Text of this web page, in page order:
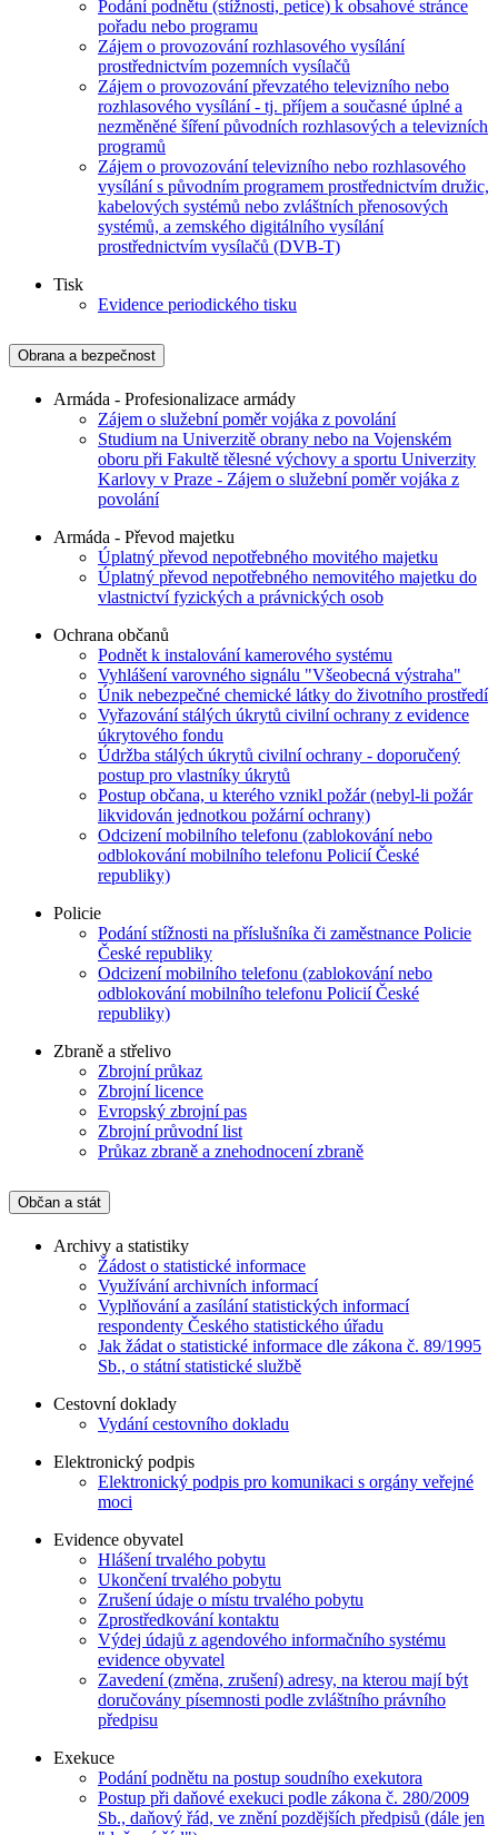
Podání podnětu (stížnosti, petice) k obsahové stránce
pořadu nebo programu
Zájem o provozování rozhlasového vysílání
prostřednictvím pozemních vysílačů
Zájem o provozování převzatého televizního nebo
rozhlasového vysílání - tj. příjem a současné úplné a
nezměněné šíření původních rozhlasových a televizních
programů
Zájem o provozování televizního nebo rozhlasového
vysílání s původním programem prostřednictvím družic,
kabelových systémů nebo zvláštních přenosových
systémů, a zemského digitálního vysílání
prostřednictvím vysílačů (DVB-T)
Tisk
Evidence periodického tisku
Obrana a bezpečnost
Armáda - Profesionalizace armády
Zájem o služební poměr vojáka z povolání
Studium na Univerzitě obrany nebo na Vojenském
oboru při Fakultě tělesné výchovy a sportu Univerzity
Karlovy v Praze - Zájem o služební poměr vojáka z
povolání
Armáda - Převod majetku
Úplatný převod nepotřebného movitého majetku
Úplatný převod nepotřebného nemovitého majetku do
vlastnictví fyzických a právnických osob
Ochrana občanů
Podnět k instalování kamerového systému
Vyhlášení varovného signálu "Všeobecná výstraha"
Únik nebezpečné chemické látky do životního prostředí
Vyřazování stálých úkrytů civilní ochrany z evidence
úkrytového fondu
Údržba stálých úkrytů civilní ochrany - doporučený
postup pro vlastníky úkrytů
Postup občana, u kterého vznikl požár (nebyl-li požár
likvidován jednotkou požární ochrany)
Odcizení mobilního telefonu (zablokování nebo
odblokování mobilního telefonu Policií České
republiky)
Policie
Podání stížnosti na příslušníka či zaměstnance Policie
České republiky
Odcizení mobilního telefonu (zablokování nebo
odblokování mobilního telefonu Policií České
republiky)
Zbraně a střelivo
Zbrojní průkaz
Zbrojní licence
Evropský zbrojní pas
Zbrojní průvodní list
Průkaz zbraně a znehodnocení zbraně
Občan a stát
Archivy a statistiky
Žádost o statistické informace
Využívání archivních informací
Vyplňování a zasílání statistických informací
respondenty Českého statistického úřadu
Jak žádat o statistické informace dle zákona č. 89/1995
Sb., o státní statistické službě
Cestovní doklady
Vydání cestovního dokladu
Elektronický podpis
Elektronický podpis pro komunikaci s orgány veřejné
moci
Evidence obyvatel
Hlášení trvalého pobytu
Ukončení trvalého pobytu
Zrušení údaje o místu trvalého pobytu
Zprostředkování kontaktu
Výdej údajů z agendového informačního systému
evidence obyvatel
Zavedení (změna, zrušení) adresy, na kterou mají být
doručovány písemnosti podle zvláštního právního
předpisu
Exekuce
Podání podnětu na postup soudního exekutora
Postup při daňové exekuci podle zákona č. 280/2009
Sb., daňový řád, ve znění pozdějších předpisů (dále jen